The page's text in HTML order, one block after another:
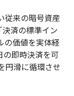
従来の暗号資産
済の標準イン
の価値を実体経
の即時決済を可
円滑に循環させ